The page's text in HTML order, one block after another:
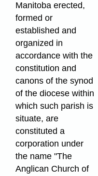
Manitoba erected,
formed or
established and
organized in
accordance with the
constitution and
canons of the synod
of the diocese within
which such parish is
situate, are
constituted a
corporation under
the name "The
Anglican Church of